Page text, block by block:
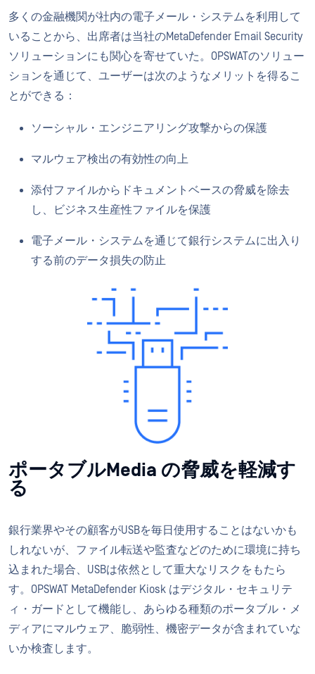
多くの金融機関が社内の電子メール・システムを利用して
いることから、出席者は当社のMetaDefender Email Security
ソリューションにも関心を寄せていた。OPSWATのソリュー
ションを通じて、ユーザーは次のようなメリットを得るこ
とができる：
ソーシャル・エンジニアリング攻撃からの保護
マルウェア検出の有効性の向上
添付ファイルからドキュメントベースの脅威を除去
し、ビジネス生産性ファイルを保護
電子メール・システムを通じて銀行システムに出入り
する前のデータ損失の防止
ポータブルMedia の脅威を軽減す
る
銀行業界やその顧客がUSBを毎日使用することはないかも
しれないが、ファイル転送や監査などのために環境に持ち
込まれた場合、USBは依然として重大なリスクをもたら
す。OPSWAT MetaDefender Kiosk はデジタル・セキュリテ
ィ・ガードとして機能し、あらゆる種類のポータブル・メ
ディアにマルウェア、脆弱性、機密データが含まれていな
いか検査します。